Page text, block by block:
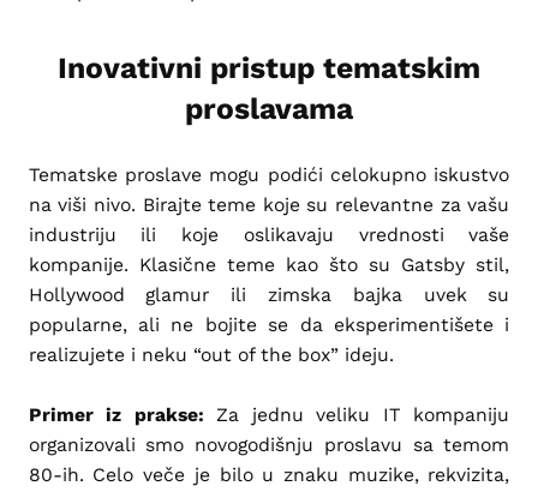
Inovativni pristup tematskim
proslavama
Tematske proslave mogu podići celokupno iskustvo
na viši nivo. Birajte teme koje su relevantne za vašu
industriju ili koje oslikavaju vrednosti vaše
kompanije. Klasične teme kao što su Gatsby stil,
Hollywood glamur ili zimska bajka uvek su
popularne, ali ne bojite se da eksperimentišete i
realizujete i neku “out of the box” ideju.
Primer iz prakse: Za jednu veliku IT kompaniju
organizovali smo novogodišnju proslavu sa temom
80-ih. Celo veče je bilo u znaku muzike, rekvizita,